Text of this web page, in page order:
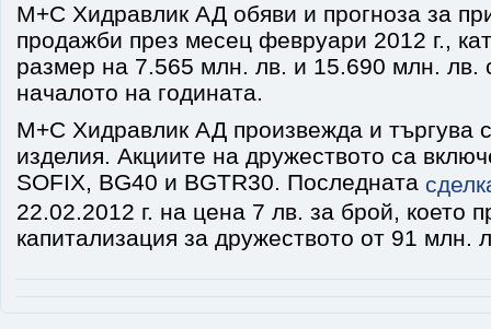
М+С Хидравлик АД обяви и прогноза за
продажби през месец февруари 2012 г.,
размер на 7.565 млн. лв. и 15.690 млн. лв.
началото на годината.
М+С Хидравлик АД произвежда и търгува
изделия. Акциите на дружеството са
SOFIX, BG40 и BGTR30. Последната
22.02.2012 г. на цена 7 лв. за брой, което
капитализация за дружеството от 91 млн.